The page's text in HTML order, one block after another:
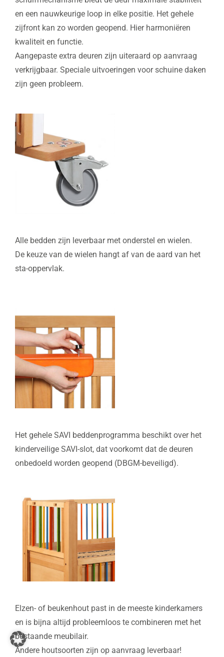
en een nauwkeurige loop in elke positie. Het gehele
zijfront kan zo worden geopend. Hier harmoniëren
kwaliteit en functie.
Aangepaste extra deuren zijn uiteraard op aanvraag
verkrijgbaar. Speciale uitvoeringen voor schuine daken
zijn geen probleem.
Alle bedden zijn leverbaar met onderstel en wielen.
De keuze van de wielen hangt af van de aard van het
sta-oppervlak.
Het gehele SAVI beddenprogramma beschikt over het
kinderveilige SAVI-slot, dat voorkomt dat de deuren
onbedoeld worden geopend (DBGM-beveiligd).
Elzen- of beukenhout past in de meeste kinderkamers
en is bijna altijd probleemloos te combineren met het
bestaande meubilair.
Andere houtsoorten zijn op aanvraag leverbaar!